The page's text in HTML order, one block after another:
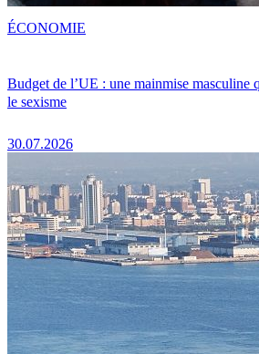
Budget de l’UE : une mainmise masculine
le sexisme
30.07.2026
ÉCONOMIE